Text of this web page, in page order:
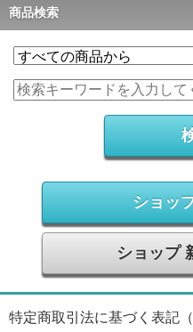
商品検索
ショッ
ショップ
特定商取引法に基づく表記（